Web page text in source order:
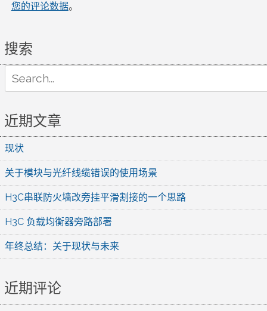
您的评论数据。
搜索
for:
近期文章
现状
关于模块与光纤线缆错误的使用场景
H3C串联防火墙改旁挂平滑割接的一个思路
H3C 负载均衡器旁路部署
年终总结：关于现状与未来
近期评论